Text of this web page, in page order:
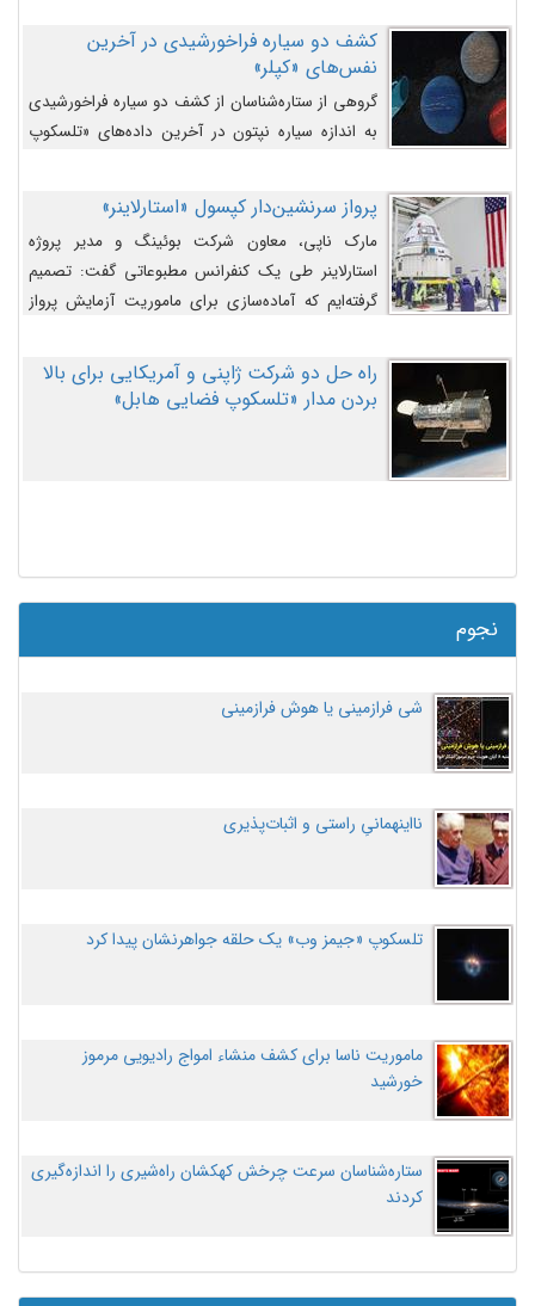
کشف دو سیاره فراخورشیدی در آخرین
نفس‌های «کپلر»
گروهی از ستاره‌شناسان از کشف دو سیاره فراخورشیدی
به اندازه سیاره نپتون در آخرین داده‌های «تلسکوپ
پرواز سرنشین‌دار کپسول «استارلاینر»
مارک ناپی، معاون شرکت بوئینگ و مدیر پروژه
استارلاینر طی یک کنفرانس مطبوعاتی گفت: تصمیم
گرفته‌ایم که آماده‌سازی برای ماموریت آزمایش پرواز
اصلاح کنیم.
راه حل دو شرکت ژاپنی و آمریکایی برای بالا
بردن مدار «تلسکوپ فضایی هابل»
نجوم
شی فرازمینی یا هوش فرازمینی
نااینهمانیِ راستی و اثبات‌پذیری
تلسکوپ «جیمز وب» یک حلقه جواهرنشان پیدا کرد
ماموریت ناسا برای کشف منشاء امواج رادیویی مرموز
خورشید
ستاره‌شناسان سرعت چرخش کهکشان راه‌شیری را اندازه‌گیری
کردند